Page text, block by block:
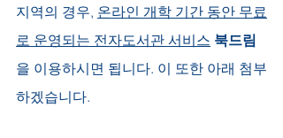
지역의 경우, 온라인 개학 기간 동안 무료
로 운영되는 전자도서관 서비스 북드림
을 이용하시면 됩니다. 이 또한 아래 첨부
하겠습니다.